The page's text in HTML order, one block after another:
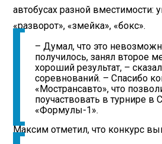
автобусах разной вместимости:
«разворот», «змейка», «бокс».
– Думал, что это
получилось, занял второе
хороший результат, –
соревнований. – Спасибо
«Мострансавто», что
поучаствовать в турнире в
«Формулы-1».
Максим отметил, что конкурс